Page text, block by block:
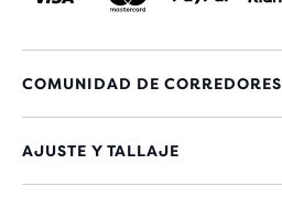
COMUNIDAD DE CORREDORES
AJUSTE Y TALLAJE